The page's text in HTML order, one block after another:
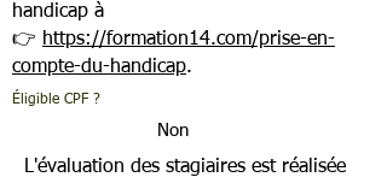
handicap à
👉 https://formation14.com/prise-en-
compte-du-handicap.
Éligible CPF ?
Non
L'évaluation des stagiaires est réalisée